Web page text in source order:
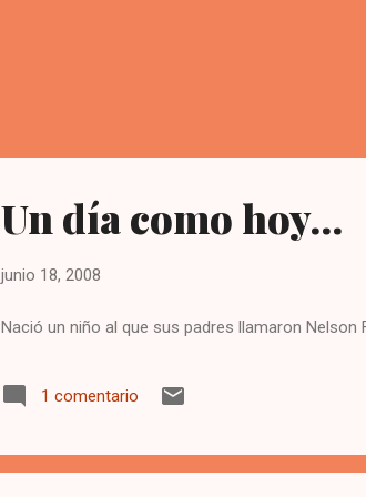
Un día como hoy...
junio 18, 2008
Nació un niño al que sus padres llamaron Nelson
1 comentario